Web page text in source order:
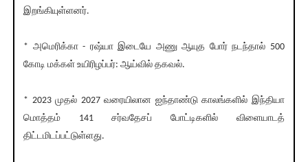
இறங்கியுள்ளனர்.
* அமெரிக்கா - ரஷ்யா இடையே அணு ஆயுத போர் நடந்தால் 500
கோடி மக்கள் உயிரிழப்பர்: ஆய்வில் தகவல்.
* 2023 முதல் 2027 வரையிலான ஐந்தாண்டு காலங்களில் இந்தியா
மொத்தம் 141 சர்வதேசப் போட்டிகளில் விளையாடத்
திட்டமிடப்பட்டுள்ளது.